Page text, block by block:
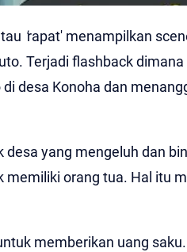
rapat' menampilkan
Terjadi flashback dimana
desa Konoha dan
yang mengeluh dan
memiliki orang tua. Hal itu
memberikan uang